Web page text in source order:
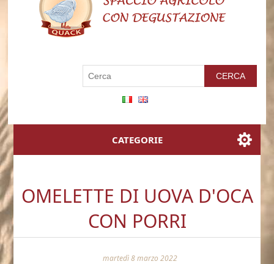
CATEGORIE
OMELETTE DI UOVA D'OCA
CON PORRI
martedì 8 marzo 2022